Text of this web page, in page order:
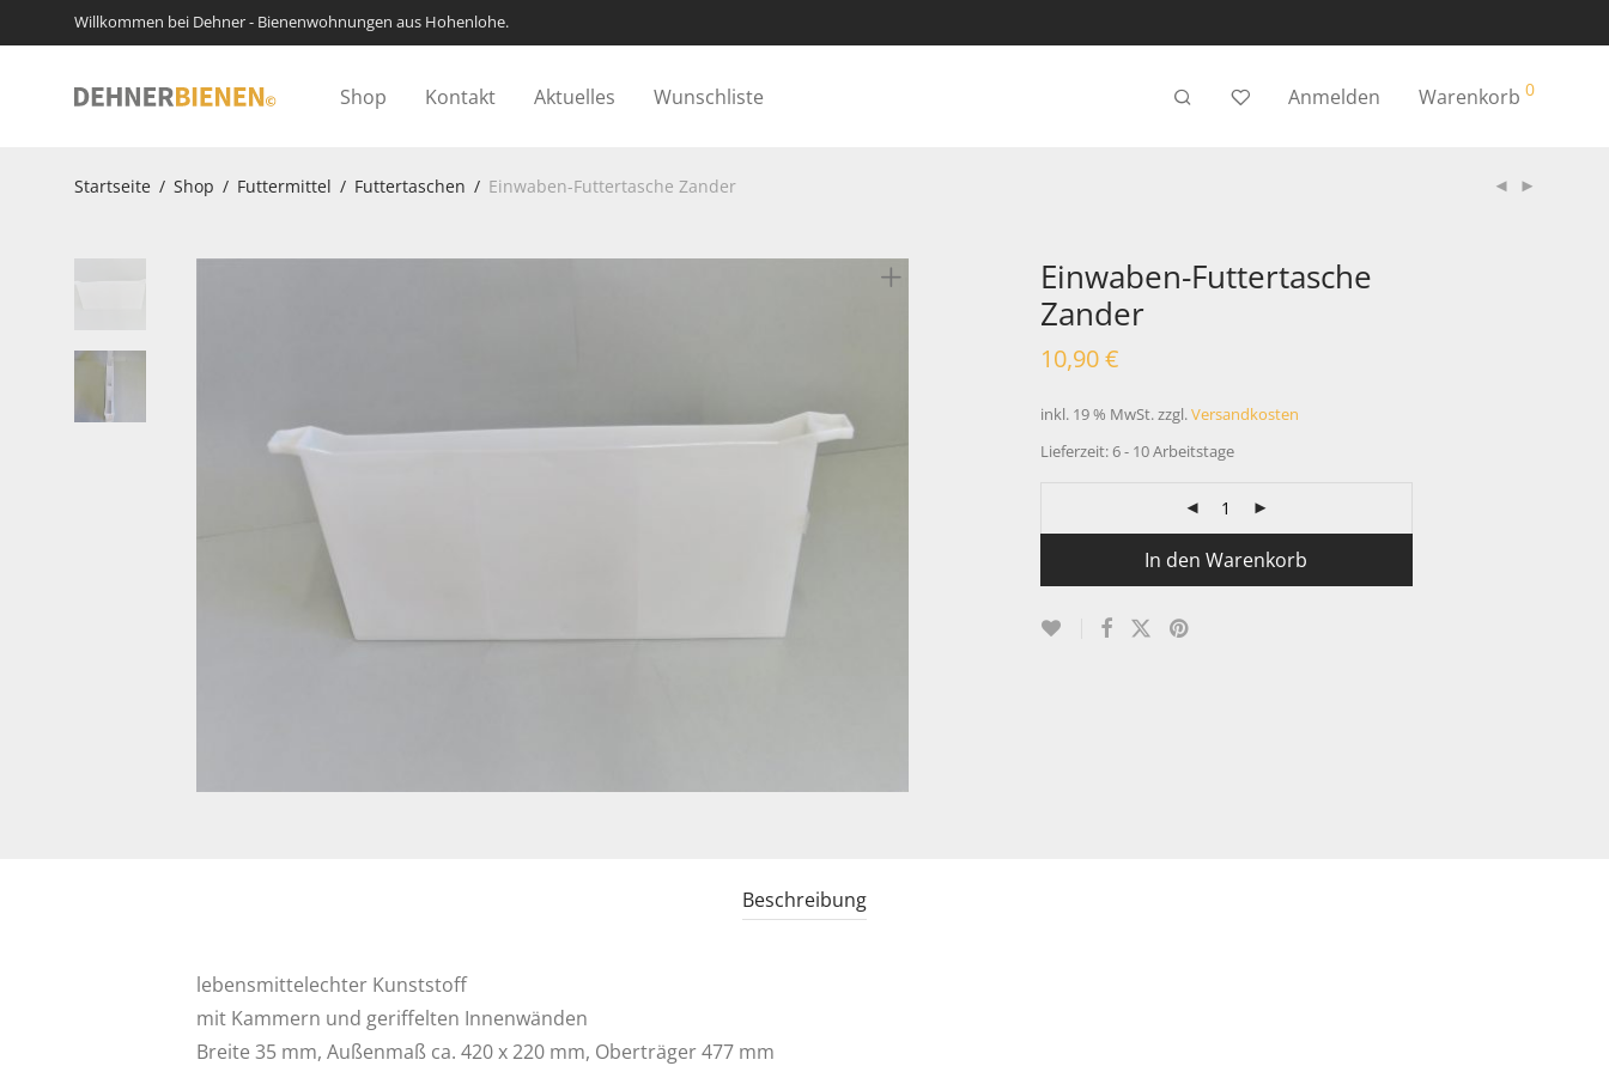
Willkommen bei Dehner - Bienenwohnungen aus Hohenlohe.
Shop Kontakt Aktuelles Wunschliste Anmelden Warenkorb 0
Startseite / Shop / Futtermittel / Futtertaschen / Einwaben-Futtertasche Zander
Einwaben-Futtertasche
Zander
10,90€
inkl. 19 % MwSt.zzgl.Versandkosten
Lieferzeit:6 - 10 Arbeitstage
In den Warenkorb
Beschreibung
lebensmittelechter Kunststoff
mit Kammern und geriffelten Innenwänden
Breite 35 mm, Außenmaß ca. 420 x 220 mm, Oberträger 477 mm